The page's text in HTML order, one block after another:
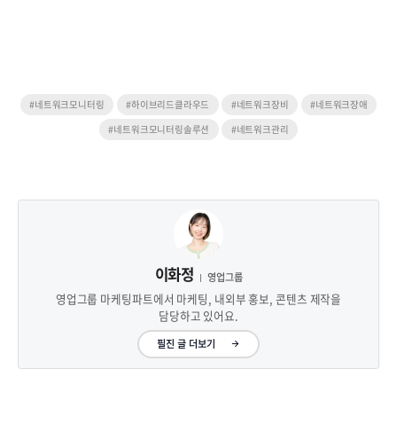
#네트워크모니터링 #하이브리드클라우드 #네트워크장비
#네트워크장애
#네트워크모니터링솔루션
#네트워크관리
이화정 영업그룹
영업그룹 마케팅파트에서 마케팅, 내외부 홍보, 콘텐츠 제작을
담당하고 있어요.
필진 글 더보기